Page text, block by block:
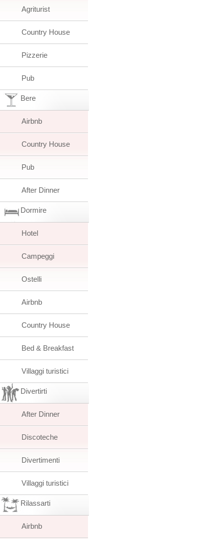
Agriturist
Country House
Pizzerie
Pub
Bere
Airbnb
Country House
Pub
After Dinner
Dormire
Hotel
Campeggi
Ostelli
Airbnb
Country House
Bed & Breakfast
Villaggi turistici
Divertirti
After Dinner
Discoteche
Divertimenti
Villaggi turistici
Rilassarti
Airbnb